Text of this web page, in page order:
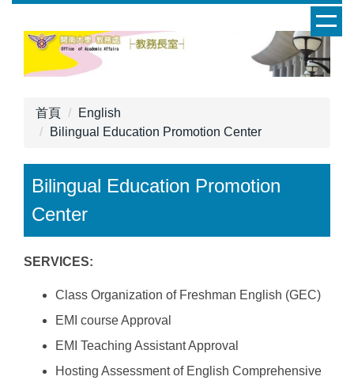
首頁
English
Bilingual Education Promotion Center
Bilingual Education Promotion
Center
SERVICES:
Class Organization of Freshman English (GEC)
EMI course Approval
EMI Teaching Assistant Approval
Hosting Assessment of English Comprehensive